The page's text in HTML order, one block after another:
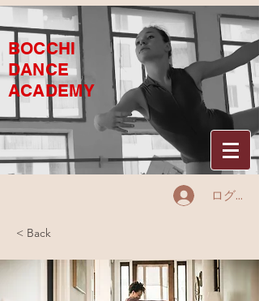
BOCCHI
DANCE
ACADEMY
ログイン
< Back